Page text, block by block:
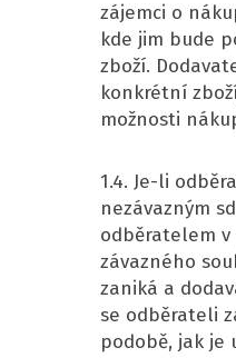
zájemci o
kde jim bude
zboží.
konkrétní
možnosti
1.4. Je-li
nezávazným
odběratelem
závazného
zaniká a
se odběrateli
podobě, jak je